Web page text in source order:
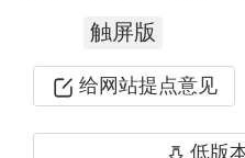
触屏版
给网站提点意见
低版